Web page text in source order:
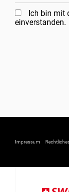
Ich bin mit
einverstanden.
Impressum